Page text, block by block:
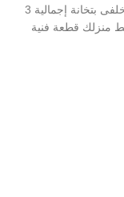
فائقة مشدود و مثبت على إطار من الخشب الخلفى بتخانة إجمالية 3
منزلك قطعة فنية